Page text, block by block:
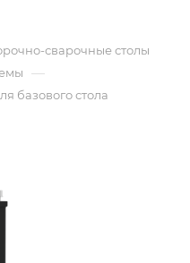
сварочные столы
—
базового стола